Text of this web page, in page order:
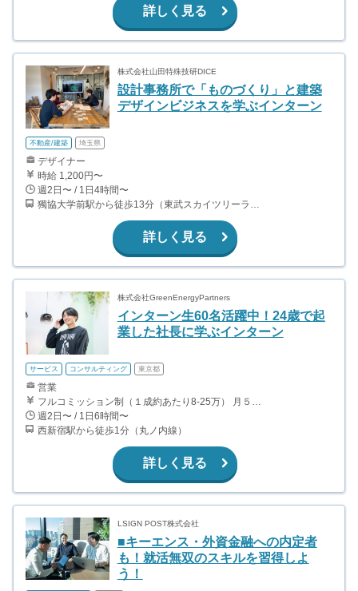
詳しく見る
株式会社山田特殊技研DICE
設計事務所で「ものづくり」と建築
デザインビジネスを学ぶインターン
不動産/建築 埼玉県
デザイナー
時給 1,200円〜
週2日〜 / 1日4時間〜
獨協大学前駅から徒歩13分（東武スカイツリーライン、東武伊勢崎線、東武日光線、鬼怒川線）
詳しく見る
株式会社GreenEnergyPartners
インターン生60名活躍中！24歳で起
業した社長に学ぶインターン
サービス コンサルティング 東京都
営業
週2日〜 / 1日6時間〜
西新宿駅から徒歩1分（丸ノ内線）
詳しく見る
LSIGN POST株式会社
■キーエンス・外資金融への内定者
も！就活無双のスキルを習得しよ
う！